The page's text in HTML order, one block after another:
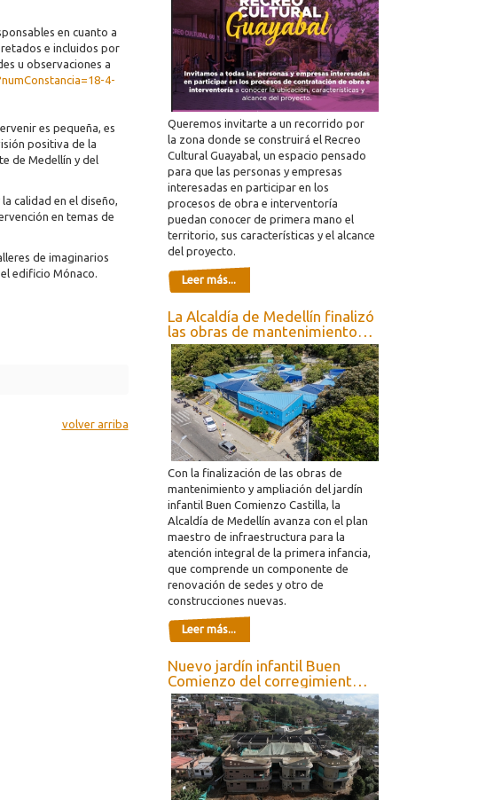
en cuanto a
e incluidos por
u observaciones a
4-
es pequeña, es
positiva de la
de Medellín y del
calidad en el diseño,
en temas de
de imaginarios
edificio Mónaco.
volver arriba
Queremos invitarte a un recorrido por
la zona donde se construirá el Recreo
Cultural Guayabal, un espacio pensado
para que las personas y empresas
interesadas en participar en los
procesos de obra e interventoría
puedan conocer de primera mano el
territorio, sus características y el alcance
del proyecto.
Leer más...
La Alcaldía de Medellín finalizó
las obras de mantenimiento y
ampliación del jardín infantil
Buen Comienzo Castilla
Con la finalización de las obras de
mantenimiento y ampliación del jardín
infantil Buen Comienzo Castilla, la
Alcaldía de Medellín avanza con el plan
maestro de infraestructura para la
atención integral de la primera infancia,
que comprende un componente de
renovación de sedes y otro de
construcciones nuevas.
Leer más...
Nuevo jardín infantil Buen
Comienzo del corregimiento
San Cristóbal de Medellín, ya
tiene un avance del 50 %